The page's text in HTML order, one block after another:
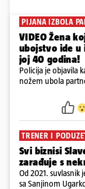
PIJANA IZBOLA
VIDEO Žena
ubojstvo ide
joj 40 godina!
Policija je objavila
nožem ubola
ispitali i poslali u
TRENER I
Svi biznisi
zarađuje s
Od 2021. suvlasnik
sa Sanjinom